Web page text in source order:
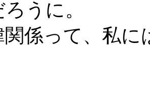
うに。
関係って、私